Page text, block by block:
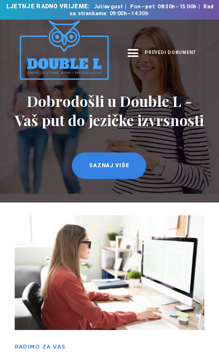
LJETNJE RADNO VRIJEME: Jul/avgust Pon–pet: 08:30h–15:00h
Rad
sa strankama: 09:00h–14:30h
PREVEDI DOKUMENT
NASLOVNA
O NAMA
NAŠE USLUGE
ŠKOLA STRANIH
JEZIKA
PREVODILAČKI BIRO
KURSEVI
NOVOSTI
KONTAKT
Dobrodošli u Double L -
Vaš put do jezičke izvrsnosti
SAZNAJ VIŠE
RADIMO ZA VAS